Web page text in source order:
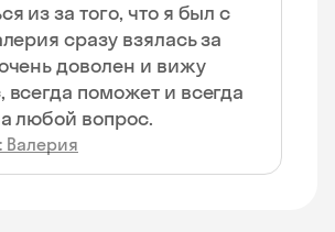
из за того, что я был с
сразу взялась за
доволен и вижу
всегда поможет и всегда
любой вопрос.
Валерия